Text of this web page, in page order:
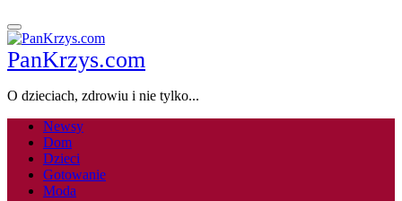
PanKrzys.com
O dzieciach, zdrowiu i nie tylko...
Newsy
Dom
Dzieci
Gotowanie
Moda